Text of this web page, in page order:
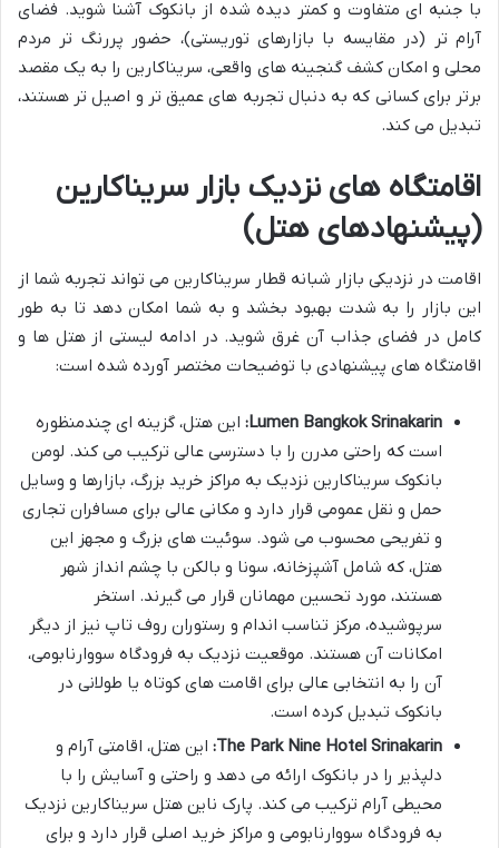
با جنبه ای متفاوت و کمتر دیده شده از بانکوک آشنا شوید. فضای
آرام تر (در مقایسه با بازارهای توریستی)، حضور پررنگ تر مردم
محلی و امکان کشف گنجینه های واقعی، سریناکارین را به یک مقصد
برتر برای کسانی که به دنبال تجربه های عمیق تر و اصیل تر هستند،
تبدیل می کند.
اقامتگاه های نزدیک بازار سریناکارین
(پیشنهادهای هتل)
اقامت در نزدیکی بازار شبانه قطار سریناکارین می تواند تجربه شما از
این بازار را به شدت بهبود بخشد و به شما امکان دهد تا به طور
کامل در فضای جذاب آن غرق شوید. در ادامه لیستی از هتل ها و
اقامتگاه های پیشنهادی با توضیحات مختصر آورده شده است:
Lumen Bangkok Srinakarin: این هتل، گزینه ای چندمنظوره
است که راحتی مدرن را با دسترسی عالی ترکیب می کند. لومن
بانکوک سریناکارین نزدیک به مراکز خرید بزرگ، بازارها و وسایل
حمل و نقل عمومی قرار دارد و مکانی عالی برای مسافران تجاری
و تفریحی محسوب می شود. سوئیت های بزرگ و مجهز این
هتل، که شامل آشپزخانه، سونا و بالکن با چشم انداز شهر
هستند، مورد تحسین مهمانان قرار می گیرند. استخر
سرپوشیده، مرکز تناسب اندام و رستوران روف تاپ نیز از دیگر
امکانات آن هستند. موقعیت نزدیک به فرودگاه سووارنابومی،
آن را به انتخابی عالی برای اقامت های کوتاه یا طولانی در
بانکوک تبدیل کرده است.
The Park Nine Hotel Srinakarin: این هتل، اقامتی آرام و
دلپذیر را در بانکوک ارائه می دهد و راحتی و آسایش را با
محیطی آرام ترکیب می کند. پارک ناین هتل سریناکارین نزدیک
به فرودگاه سووارنابومی و مراکز خرید اصلی قرار دارد و برای